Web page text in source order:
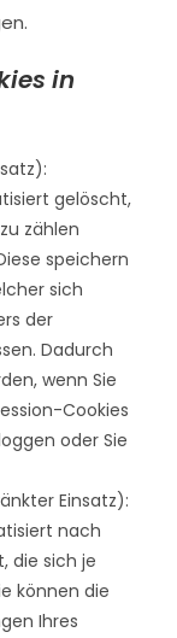
in
gelöscht,
zählen
speichern
sich
der
Dadurch
wenn Sie
Cookies
oder Sie
Einsatz):
nach
die sich je
können die
Ihres